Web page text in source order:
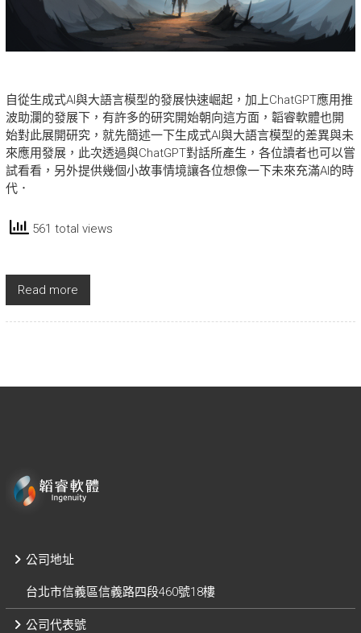
自從生成式AI與大語言模型的發展快速崛起，加上ChatGPT應用推
波助瀾的發展下，有許多的研究開始朝向這方面，韜睿軟體也開
始對此展開研究，就先簡述一下生成式AI與大語言模型的差異與未
來應用發展，此次透過與ChatGPT對話所產生，各位讀者也可以嘗
試看看，另外提供幾個小故事情境讓各位想像一下未來充滿AI的時
代．
561 total views
Read more
公司地址
台北市信義區信義路四段460號18樓
公司代表號